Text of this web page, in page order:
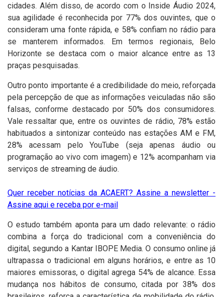
cidades. Além disso, de acordo com o Inside Áudio 2024,
sua agilidade é reconhecida por 77% dos ouvintes, que o
consideram uma fonte rápida, e 58% confiam no rádio para
se manterem informados. Em termos regionais, Belo
Horizonte se destaca com o maior alcance entre as 13
praças pesquisadas.
Outro ponto importante é a credibilidade do meio, reforçada
pela percepção de que as informações veiculadas não são
falsas, conforme destacado por 50% dos consumidores.
Vale ressaltar que, entre os ouvintes de rádio, 78% estão
habituados a sintonizar conteúdo nas estações AM e FM,
28% acessam pelo YouTube (seja apenas áudio ou
programação ao vivo com imagem) e 12% acompanham via
serviços de streaming de áudio.
Quer receber notícias da ACAERT? Assine a newsletter -
Assine aqui e receba por e-mail
O estudo também aponta para um dado relevante: o rádio
combina a força do tradicional com a conveniência do
digital, segundo a Kantar IBOPE Media. O consumo online já
ultrapassa o tradicional em alguns horários, e entre as 10
maiores emissoras, o digital agrega 54% de alcance. Essa
mudança nos hábitos de consumo, citada por 38% dos